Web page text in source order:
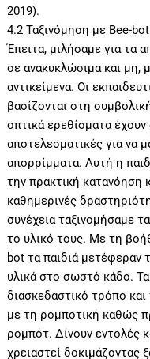
2019).
4.2 Ταξινόμηση με Bee-
Έπειτα, μιλήσαμε για τα
σε ανακυκλώσιμα και μη,
αντικείμενα. Οι
βασίζονται στη
οπτικά ερεθίσματα έχουν
αποτελεσματικές για να
απορρίμματα. Αυτή η
την πρακτική κατανόηση
καθημερινές
συνέχεια ταξινομήσαμε
το υλικό τους. Με τη
bot τα παιδιά μετέφεραν
υλικά στο σωστό κάδο. Τα
διασκεδαστικό τρόπο
με τη ρομποτική καθώς
ρομπότ. Δίνουν εντολές
χρειαστεί δοκιμάζοντας